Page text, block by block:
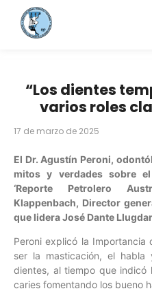
“Los dientes
varios roles
17 de marzo de 2025
El Dr. Agustín Peroni,
mitos y verdades sobre
‘Reporte Petrolero
Klappenbach, Director
que lidera José Dante
Peroni explicó la
ser la masticación, el habla
dientes, al tiempo que
caries fomentando los bueno